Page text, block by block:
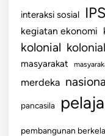
interaksi sosial
kegiatan ekonomi
kolonial
masyarakat
merdeka
pancasila
pembangunan